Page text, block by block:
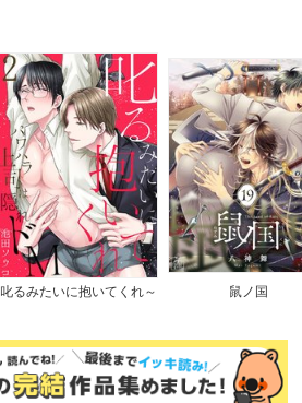
叱るみたいに抱いてくれ～
鼠ノ国